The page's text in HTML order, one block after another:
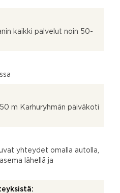
kaikki palvelut noin 50-
m Karhuryhmän päiväkoti
yhteydet omalla autolla,
lähellä ja